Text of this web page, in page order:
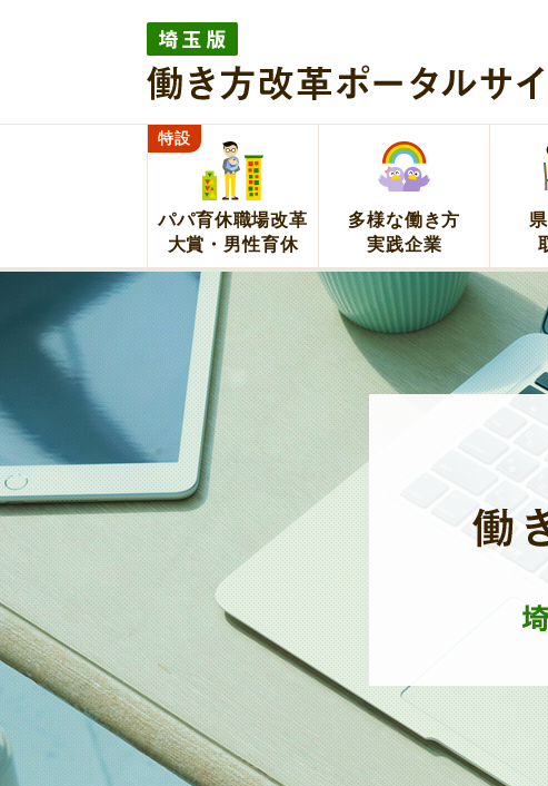
埼玉版働き方改革ポータル
イト
パパ育休職場改革
大賞・男性育休
特設
多様な働き方
実践企業
埼玉版働き方改革ポータルサイト 埼玉県が企業の取組をサポート！